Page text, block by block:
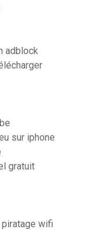
adblock
sur iphone
gratuit
wifi